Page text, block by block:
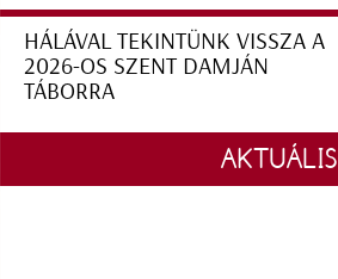
HÁLÁVAL TEKINTÜNK VISSZA A
2026-OS SZENT DAMJÁN
TÁBORRA
AKTUÁLIS